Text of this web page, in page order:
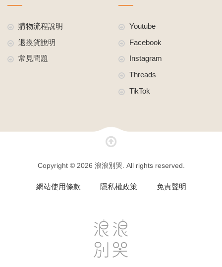
購物流程說明
退換貨說明
常見問題
Youtube
Facebook
Instagram
Threads
TikTok
Copyright © 2026 浪浪別哭. All rights reserved.
網站使用條款 隱私權政策 免責聲明